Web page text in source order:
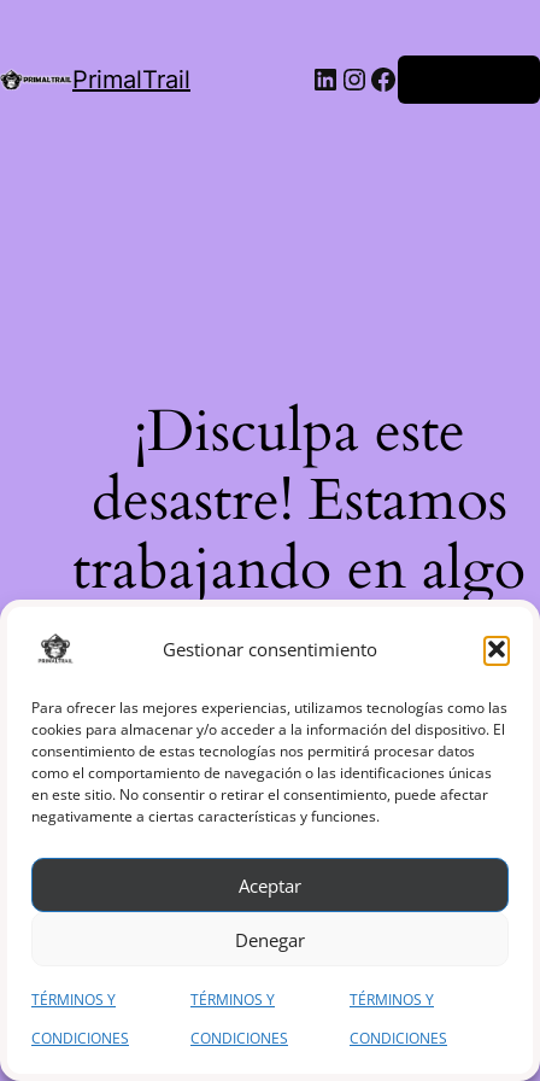
Gestionar consentimiento
Para ofrecer las mejores experiencias, utilizamos tecnologías como las
cookies para almacenar y/o acceder a la información del dispositivo. El
consentimiento de estas tecnologías nos permitirá procesar datos
como el comportamiento de navegación o las identificaciones únicas
en este sitio. No consentir o retirar el consentimiento, puede afectar
negativamente a ciertas características y funciones.
Aceptar
Denegar
TÉRMINOS Y
CONDICIONES
TÉRMINOS Y
CONDICIONES
TÉRMINOS Y
CONDICIONES
PrimalTrail LinkedIn
Instagram
Facebook
¡Disculpa este
desastre! Estamos
trabajando en algo
increíble, ¡vuelve
pronto!